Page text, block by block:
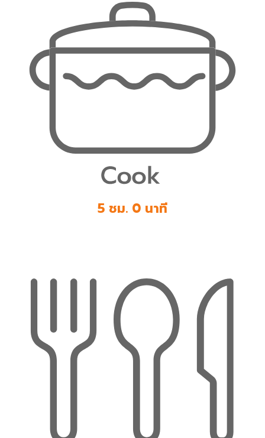
5 ชม. 0 นาที